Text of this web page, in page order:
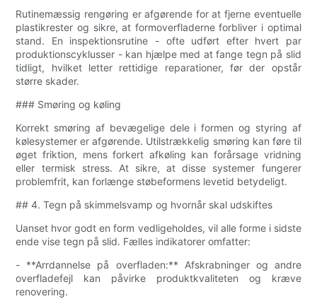
Rutinemæssig rengøring er afgørende for at fjerne eventuelle
plastikrester og sikre, at formoverfladerne forbliver i optimal
stand. En inspektionsrutine - ofte udført efter hvert par
produktionscyklusser - kan hjælpe med at fange tegn på slid
tidligt, hvilket letter rettidige reparationer, før der opstår
større skader.
### Smøring og køling
Korrekt smøring af bevægelige dele i formen og styring af
kølesystemer er afgørende. Utilstrækkelig smøring kan føre til
øget friktion, mens forkert afkøling kan forårsage vridning
eller termisk stress. At sikre, at disse systemer fungerer
problemfrit, kan forlænge støbeformens levetid betydeligt.
## 4. Tegn på skimmelsvamp og hvornår skal udskiftes
Uanset hvor godt en form vedligeholdes, vil alle forme i sidste
ende vise tegn på slid. Fælles indikatorer omfatter:
- **Arrdannelse på overfladen:** Afskrabninger og andre
overfladefejl kan påvirke produktkvaliteten og kræve
renovering.